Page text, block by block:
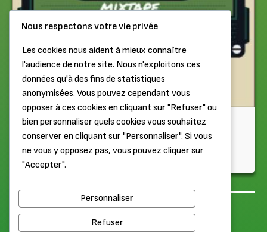
Chiptune
Dans le Walkman de Scarabetty et Antoine (Partie 1)
Il y a 1 semaine
Haut de page Mentions légales
© 2026 Label Élabète. Tous droits réservés.
Nous respectons votre vie privée
Les cookies nous aident à mieux connaître
l'audience de notre site. Nous n'exploitons ces
données qu'à des fins de statistiques
anonymisées. Vous pouvez cependant vous
opposer à ces cookies en cliquant sur "Refuser" ou
bien personnaliser quels cookies vous souhaitez
conserver en cliquant sur "Personnaliser". Si vous
ne vous y opposez pas, vous pouvez cliquer sur
"Accepter".
Personnaliser
Refuser